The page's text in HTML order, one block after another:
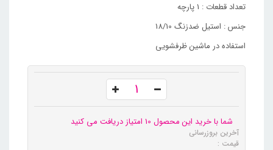
تعداد قطعات : 1 پارچه
جنس : استیل ضدزنگ 18/10
استفاده در ماشین ظرفشویی
شما با خرید این محصول 10 امتیاز دریافت می کنید
آخرین بروزرسانی
قیمت :